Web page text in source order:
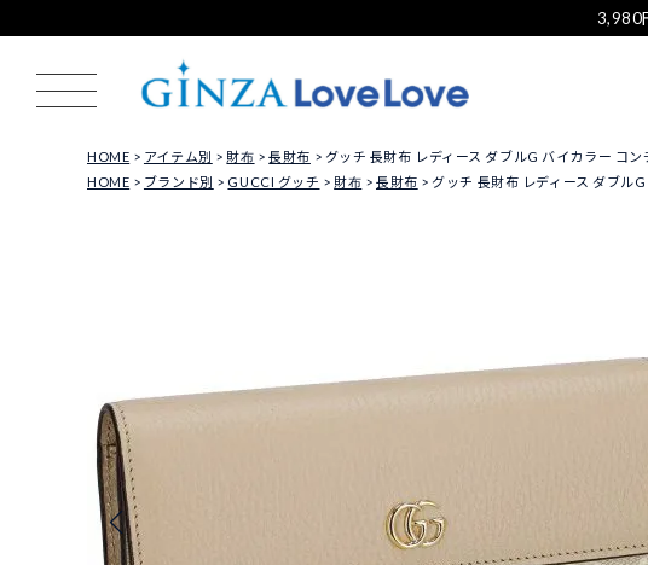
3,980
HOME アイテム別 財布 長財布
グッチ 長財布 レディース ダブルG バイカラー コ
HOME
ブランド別 GUCCI グッチ 財布 長財布 グッチ 長財布 レディース ダブル